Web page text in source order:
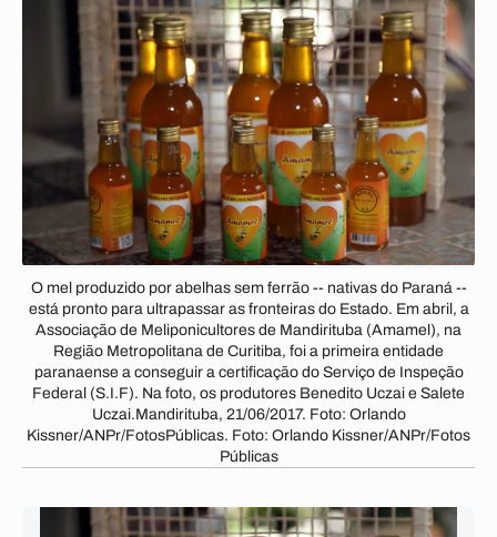
O mel produzido por abelhas sem ferrão -- nativas do Paraná --
está pronto para ultrapassar as fronteiras do Estado. Em abril, a
Associação de Meliponicultores de Mandirituba (Amamel), na
Região Metropolitana de Curitiba, foi a primeira entidade
paranaense a conseguir a certificação do Serviço de Inspeção
Federal (S.I.F). Na foto, os produtores Benedito Uczai e Salete
Uczai.Mandirituba, 21/06/2017. Foto: Orlando
Kissner/ANPr/FotosPúblicas. Foto: Orlando Kissner/ANPr/Fotos
Públicas